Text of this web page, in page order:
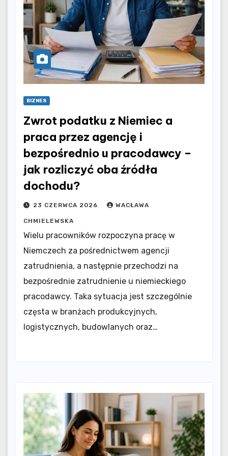
BIZNES
Zwrot podatku z Niemiec a
praca przez agencję i
bezpośrednio u pracodawcy –
jak rozliczyć oba źródła
dochodu?
23 CZERWCA 2026 WACŁAWA
CHMIELEWSKA
Wielu pracowników rozpoczyna pracę w
Niemczech za pośrednictwem agencji
zatrudnienia, a następnie przechodzi na
bezpośrednie zatrudnienie u niemieckiego
pracodawcy. Taka sytuacja jest szczególnie
częsta w branżach produkcyjnych,
logistycznych, budowlanych oraz…